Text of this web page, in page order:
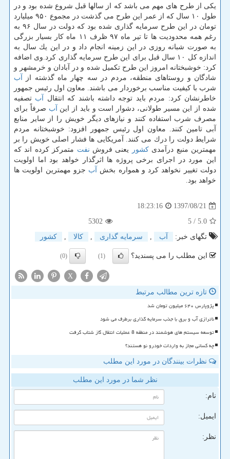
یكی از طرح های مهم می باشد كه از سالها قبل شروع شده بود و در
طول ۱۰ سال كه از عمر این طرح می گذشت در مجموع ۹۵۰ میلیارد
تومان در این طرح سرمایه گذاری شده بود كه دولت در سال ۹۶ به
رغم همه محدودیت ها تا تیر ماه ۹۷ ظرف ۱۱ ماه كار بسیار بزرگی
به صورت شبانه روزی در این زمینه انجام داد و در این یك سال به
اندازه كل ۱۰ سال قبل برای این طرح سرمایه گذاری كرد.وی اضافه
كرد: خوشبختانه امروز این طرح تكمیل شده و در آبادان و خرمشهر و
شادگان و روستاهای منطقه، مردم در سه چهار ماه گذشته از آب
شرب با كیفیت مناسب برخوردار می باشند. معاون اول رئیس جمهور
خاطرنشان كرد: مردم باید توجه داشته باشند كه انتقال آب تصفیه
شده از این مسیر طولانی، دشوار است و باید از این آب صرفاً برای
مصرف شرب استفاده كنند و نیازهای دیگر خویش را از سایر منابع
آبی تامین كنند. معاون اول رئیس جمهور افزود: خوشبختانه مردم
شرایط دولت را درك می كنند. آمریكایی ها فشار اصلی خویش را بر
مهمترین منبع درآمدیكشور یعنی فروش نفت متمركز كرده اند كه
این مورد در اجرای برخی پروژه ها اثرگذار خواهد بود اما اولویت
دولت تغییر نخواهد كرد و همواره بخش آب جزو مهمترین اولویت ها
خواهد بود.
1397/08/21
18:23:16
5.0
/ 5
5302
تگهای خبر:
آب , سرمایه گذاری , كالا , كشور
این مطلب را می پسندید؟ (1)
(0)
X
تازه ترین مطالب مرتبط
پژوپارس ۶۴۰ میلیون تومان شد
ناترازی آب و برق با جذب سرمایه گذاری برطرف می شود
توسعه سیستم های هوشمند در منطقه 8 عملیات انتقال گاز شتاب گرفت
چه کسانی مجاز به واردات خودرو نو هستند؟
نظرات بینندگان در مورد این مطلب
نظر شما در مورد این مطلب
نام:
ایمیل:
نظر: